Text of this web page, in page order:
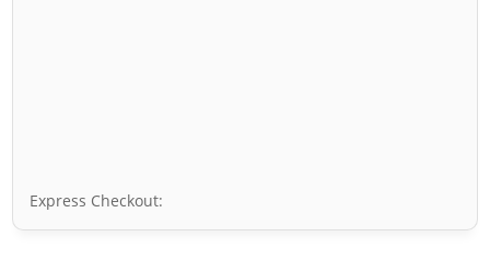
Express Checkout: